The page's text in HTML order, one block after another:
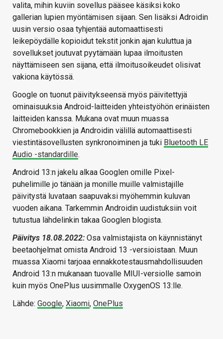
valita, mihin kuviin sovellus pääsee käsiksi koko
gallerian lupien myöntämisen sijaan. Sen lisäksi Adroidin
uusin versio osaa tyhjentää automaattisesti
leikepöydälle kopioidut tekstit jonkin ajan kuluttua ja
sovellukset joutuvat pyytämään lupaa ilmoitusten
näyttämiseen sen sijana, että ilmoitusoikeudet olisivat
vakiona käytössä.
Google on tuonut päivitykseensä myös päivitettyjä
ominaisuuksia Android-laitteiden yhteistyöhön erinäisten
laitteiden kanssa. Mukana ovat muun muassa
Chromebookkien ja Androidin välillä automaattisesti
viestintäsovellusten synkronoiminen ja tuki Bluetooth LE
Audio -standardille.
Android 13:n jakelu alkaa Googlen omille Pixel-
puhelimille jo tänään ja monille muille valmistajille
päivitystä luvataan saapuvaksi myöhemmin kuluvan
vuoden aikana. Tarkemmin Androidin uudistuksiin voit
tutustua lähdelinkin takaa Googlen blogista.
Päivitys 18.08.2022: Osa valmistajista on käynnistänyt
beetaohjelmat omista Android 13 -versioistaan. Muun
muassa Xiaomi tarjoaa ennakkotestausmahdollisuuden
Android 13:n mukanaan tuovalle MIUI-versiolle samoin
kuin myös OnePlus uusimmalle OxygenOS 13:lle.
Lähde: Google, Xiaomi, OnePlus